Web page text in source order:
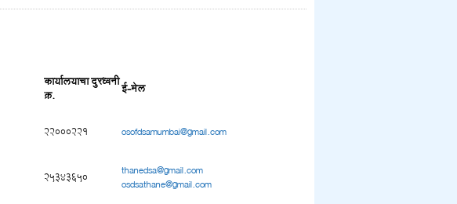
कार्यालयाचा दुरध्वनी
क्र. ई-मेल
22000221 osofdsamumbai@gmail.com
25343650 thanedsa@gmail.com
osdsathane@gmail.com